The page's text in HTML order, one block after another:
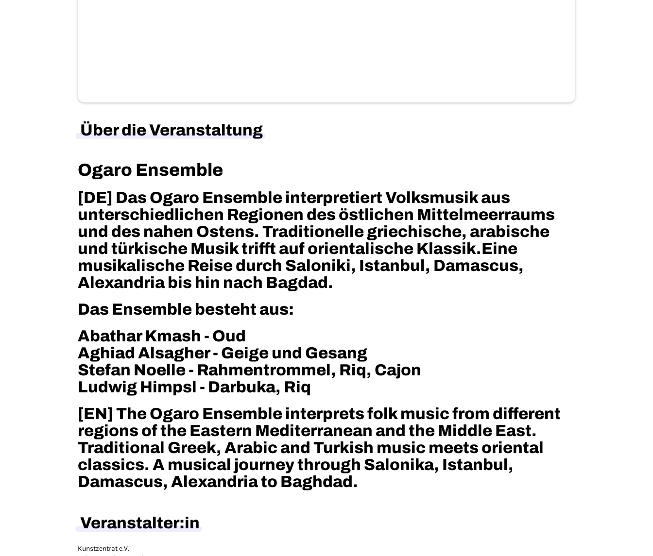
Über die Veranstaltung
Ogaro Ensemble
[DE] Das Ogaro Ensemble interpretiert Volksmusik aus
unterschiedlichen Regionen des östlichen Mittelmeerraums
und des nahen Ostens. Traditionelle griechische, arabische
und türkische Musik trifft auf orientalische Klassik.Eine
musikalische Reise durch Saloniki, Istanbul, Damascus,
Alexandria bis hin nach Bagdad.
Das Ensemble besteht aus:
Abathar Kmash - Oud
Aghiad Alsagher - Geige und Gesang
Stefan Noelle - Rahmentrommel, Riq, Cajon
Ludwig Himpsl - Darbuka, Riq
[EN] The Ogaro Ensemble interprets folk music from different
regions of the Eastern Mediterranean and the Middle East.
Traditional Greek, Arabic and Turkish music meets oriental
classics. A musical journey through Salonika, Istanbul,
Damascus, Alexandria to Baghdad.
Veranstalter:in
Kunstzentrat e.V.